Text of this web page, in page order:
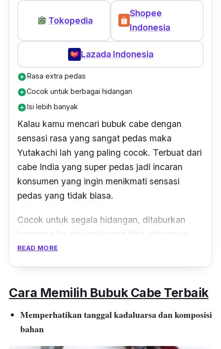
Tokopedia
Shopee
Indonesia
Lazada Indonesia
add_circleRasa extra pedas
add_circleCocok untuk berbagai hidangan
add_circleIsi lebih banyak
Kalau kamu mencari bubuk cabe dengan
sensasi rasa yang sangat pedas maka
Yutakachi lah yang paling cocok. Terbuat dari
cabe India yang super pedas jadi incaran
konsumen yang ingin menikmati sensasi
pedas yang tidak biasa.
Cocok untuk segala hidangan, ditaburkan
langsung ke atas makanan bisa, dicampur
dalam makanan berkuah juga bisa. Tidak
menambah lezat saat dicampur ke makanan.
dengan menawarkan rasa pedas-gurih yang
nikmat.
READ MORE
Cara Memilih Bubuk Cabe Terbaik
Memperhatikan tanggal kadaluarsa dan komposisi
bahan